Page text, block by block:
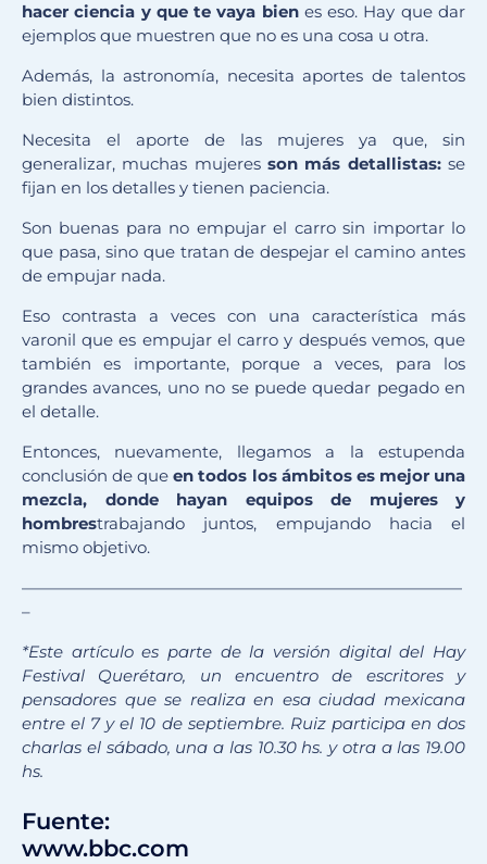
hacer ciencia y que te vaya bien es eso. Hay que dar
ejemplos que muestren que no es una cosa u otra.
Además, la astronomía, necesita aportes de talentos
bien distintos.
Necesita el aporte de las mujeres ya que, sin
generalizar, muchas mujeres son más detallistas:se
fijan en los detalles y tienen paciencia.
Son buenas para no empujar el carro sin importar lo
que pasa, sino que tratan de despejar el camino antes
de empujar nada.
Eso contrasta a veces con una característica más
varonil que es empujar el carro y después vemos, que
también es importante, porque a veces, para los
grandes avances, uno no se puede quedar pegado en
el detalle.
Entonces, nuevamente, llegamos a la estupenda
conclusión de queen todos los ámbitos es mejor una
mezcla, donde hayan equipos de mujeres y
hombrestrabajando juntos, empujando hacia el
mismo objetivo.
———————————————————————————
–
*Este artículo es parte de la versión digital del Hay
Festival Querétaro, un encuentro de escritores y
pensadores que se realiza en esa ciudad mexicana
entre el 7 y el 10 de septiembre. Ruiz participa en dos
charlas el sábado, una a las 10.30 hs. y otra a las 19.00
hs.
Fuente:
www.bbc.com